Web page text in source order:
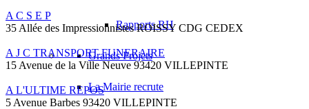
Rapports RH
Grands Projets
La Mairie recrute
A C S E P
35 Allée des Impressionnistes ROISSY CDG CEDEX
A J C TRANSPORT FUNERAIRE
15 Avenue de la Ville Neuve 93420 VILLEPINTE
A L'ULTIME REPOS
5 Avenue Barbes 93420 VILLEPINTE